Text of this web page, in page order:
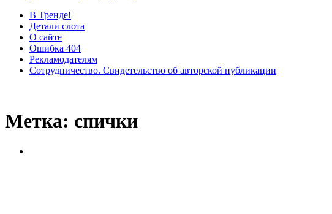
В Тренде!
Детали слота
О сайте
Ошибка 404
Рекламодателям
Сотрудничество. Свидетельство об авторской публикации
Метка: спички